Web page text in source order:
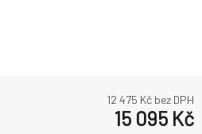
12 475 Kč bez DPH
15 095 Kč